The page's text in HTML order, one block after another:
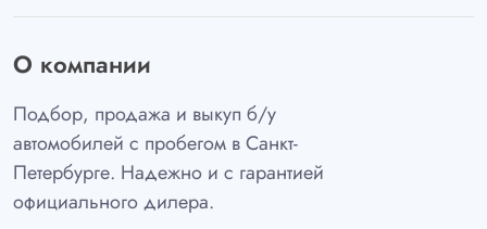
О компании
Подбор, продажа и выкуп б/у
автомобилей с пробегом в Санкт-
Петербурге. Надежно и с гарантией
официального дилера.